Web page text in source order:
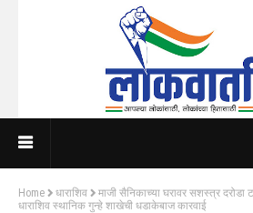
Home धाराशिव
माजी सैनिकाच्या घरावर सशस्त्र दरोडा
धाराशिव स्थानिक गुन्हे शाखेची धडाकेबाज कारवाई